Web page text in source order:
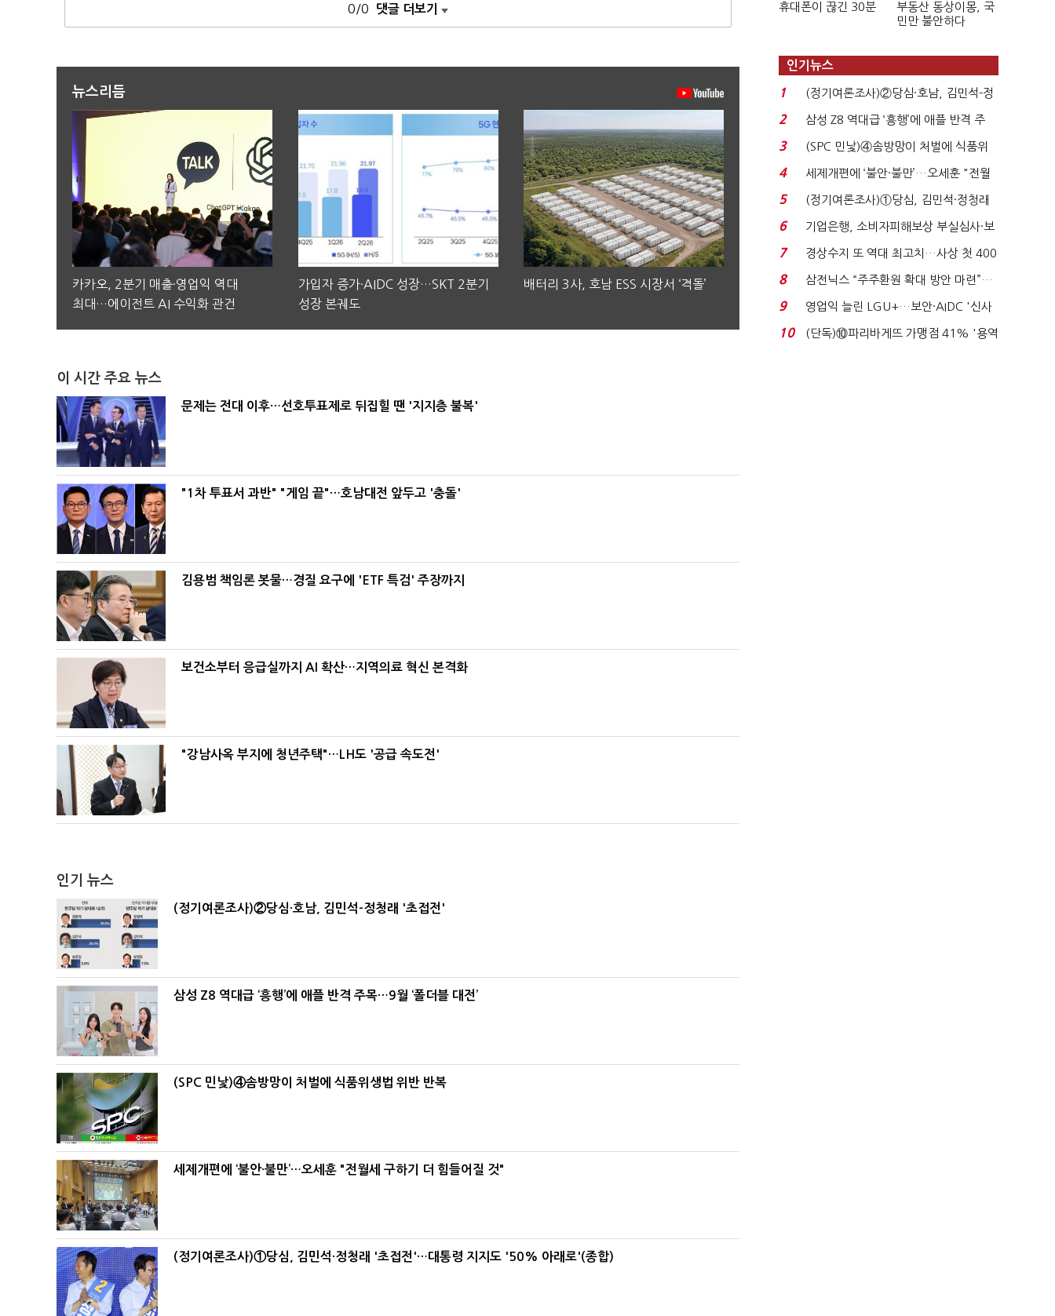
0/0 댓글 더보기
뉴스리듬
카카오, 2분기 매출·영업익 역대
최대…에이전트 AI 수익화 관건
가입자 증가·AIDC 성장…SKT 2분기
성장 본궤도
배터리 3사, 호남 ESS 시장서 ‘격돌’
이 시간 주요 뉴스
문제는 전대 이후…선호투표제로 뒤집힐 땐 '지지층 불복'
"1차 투표서 과반" "게임 끝"…호남대전 앞두고 '충돌'
김용범 책임론 봇물…경질 요구에 'ETF 특검' 주장까지
보건소부터 응급실까지 AI 확산…지역의료 혁신 본격화
"강남사옥 부지에 청년주택"…LH도 '공급 속도전'
인기 뉴스
(정기여론조사)②당심·호남, 김민석-정청래 '초접전'
삼성 Z8 역대급 ‘흥행’에 애플 반격 주목…9월 ‘폴더블 대전’
(SPC 민낯)④솜방망이 처벌에 식품위생법 위반 반복
세제개편에 ‘불안·불만’…오세훈 "전월세 구하기 더 힘들어질 것"
(정기여론조사)①당심, 김민석·정청래 '초접전'…대통령 지지도 '50% 아래로'(종합)
휴대폰이 끊긴 30분
부동산 동상이몽, 국
민만 불안하다
인기뉴스
1
(정기여론조사)②당심·호남, 김민석-정
청래 '초접전'...
2
삼성 Z8 역대급 ‘흥행’에 애플 반격 주
목…9월 ‘폴...
3
(SPC 민낯)④솜방망이 처벌에 식품위
생법 위반 반복...
4
세제개편에 ‘불안·불만’…오세훈 "전월
세 구하기 더 ...
5
(정기여론조사)①당심, 김민석·정청래
'초접전'…대통령 ...
6
기업은행, 소비자피해보상 부실심사·보
이스피싱 공시 ...
7
경상수지 또 역대 최고치…사상 첫 400
억달러에 '3% 성...
8
삼전닉스 “주주환원 확대 방안 마련”…
로이터에 성명...
9
영업익 늘린 LGU+…보안·AIDC '신사
업 드라이브'...
10
(단독)⑩파리바게뜨 가맹점 41% '용역